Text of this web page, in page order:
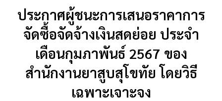
ประกาศผู้ชนะการเสนอราคาการ
จัดซื้อจัดจ้างเงินสดย่อย ประจำ
เดือนกุมภาพันธ์ 2567 ของ
สำนักงานยาสูบสุโขทัย โดยวิธี
เฉพาะเจาะจง